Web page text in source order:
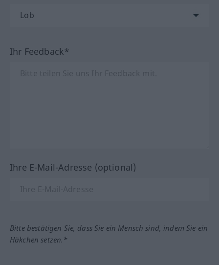
Ihr Feedback*
Ihre E-Mail-Adresse (optional)
Bitte bestätigen Sie, dass Sie ein Mensch sind, indem Sie ein
Häkchen setzen.*